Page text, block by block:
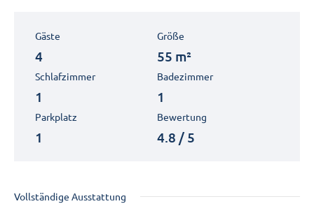
Gäste
4
Größe
55 m²
Schlafzimmer
1
Badezimmer
1
Parkplatz
1
Bewertung
4.8 / 5
Vollständige Ausstattung